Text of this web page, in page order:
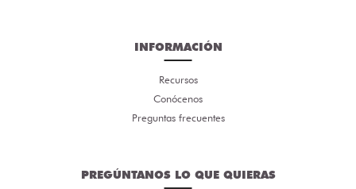
INFORMACIÓN
Recursos
Conócenos
Preguntas frecuentes
PREGÚNTANOS LO QUE QUIERAS